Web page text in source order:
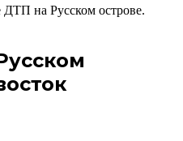
на Русском острове.